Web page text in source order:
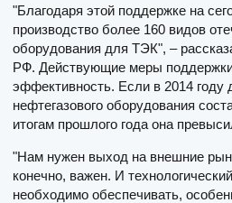
"Благодаря этой поддержке на
производство более 160 видов
оборудования для ТЭК", –
РФ. Действующие меры
эффективность. Если в 2014 году
нефтегазового оборудования
итогам прошлого года она
"Нам нужен выход на внешние
конечно, важен. И
необходимо обеспечивать,